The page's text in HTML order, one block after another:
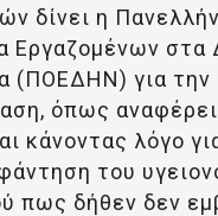
δίνει η
Εργαζομένων στα
(ΠΟΕΔΗΝ) για την
όπως
κάνοντας λόγο
του
πως δήθεν δεν